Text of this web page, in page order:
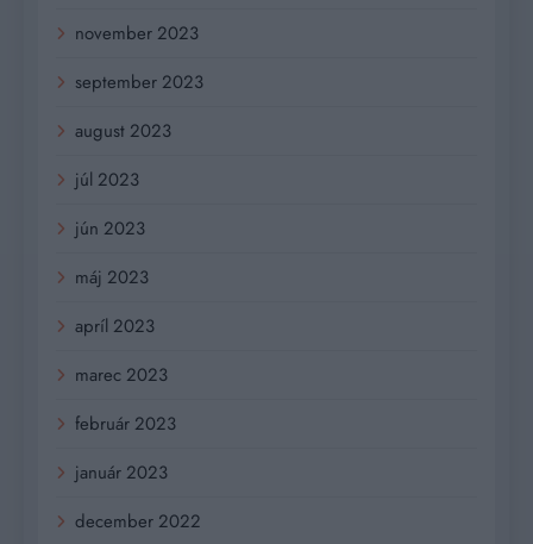
november 2023
september 2023
august 2023
júl 2023
jún 2023
máj 2023
apríl 2023
marec 2023
február 2023
január 2023
december 2022